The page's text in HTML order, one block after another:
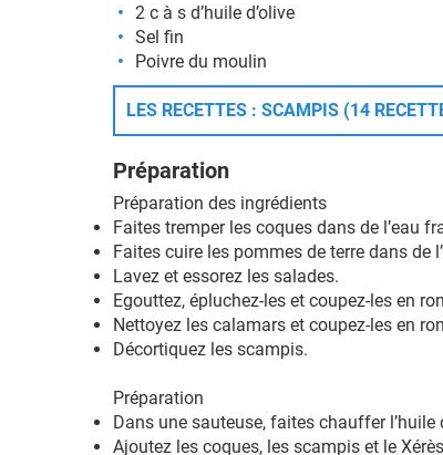
2 c à s d’huile d’olive
Sel fin
Poivre du moulin
LES RECETTES : SCAMPIS (14
Préparation
Préparation des ingrédients
Faites tremper les coques dans de l’eau
Faites cuire les pommes de terre dans de
Lavez et essorez les salades.
Egouttez, épluchez-les et coupez-les en
Nettoyez les calamars et coupez-les en
Décortiquez les scampis.
Préparation
Dans une sauteuse, faites chauffer
Ajoutez les coques, les scampis et le